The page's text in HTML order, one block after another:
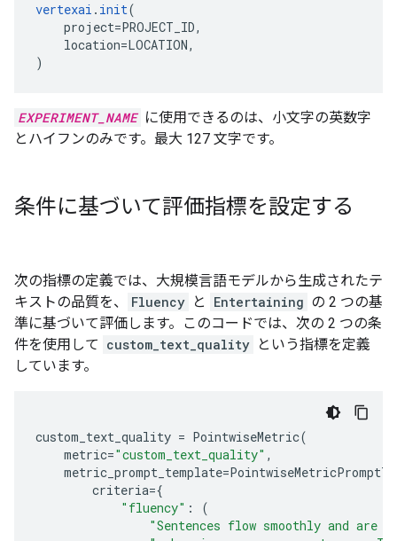
vertexai . init(
project=PROJECT_ID,
location=LOCATION,
)
EXPERIMENT_NAME に使用できるのは、小文字の英数字
とハイフンのみです。最大 127 文字です。
条件に基づいて評価指標を設定する
次の指標の定義では、大規模言語モデルから生成されたテ
キストの品質を、
Fluency と Entertaining の 2 つの基
準に基づいて評価します。このコードでは、次の 2 つの条
件を使用して custom_text_quality という指標を定義
しています。
custom_text_quality = PointwiseMetric(
metric="custom_text_quality" ,
metric_prompt_template=
criteria={
"fluency" :
(
"Sentences flow smoothly and are